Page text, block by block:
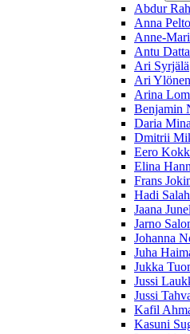
Abdur
Anna
Anne-
Antu Datta
Ari Syrjälä
Ari Ylönen
Arina
Benjamin
Daria
Dmitrii
Eero
Elina
Frans
Hadi
Jaana
Jarno
Johanna
Juha
Jukka
Jussi
Jussi
Kafil
Kasuni